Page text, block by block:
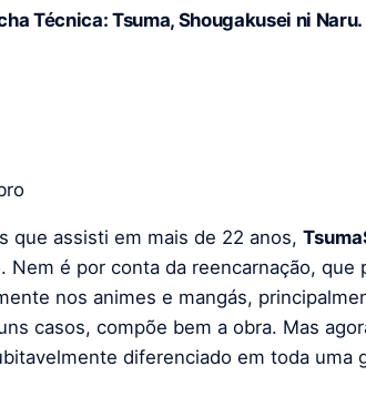
Técnica: Tsuma, Shougakusei ni Naru.
que assisti em mais de 22 anos,
é por conta da reencarnação, que
nos animes e mangás,
casos, compõe bem a obra. Mas
diferenciado em toda uma